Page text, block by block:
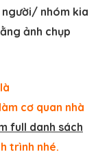
nhóm kia
ảnh chụp
cơ quan nhà
full danh sách
trình nhé.